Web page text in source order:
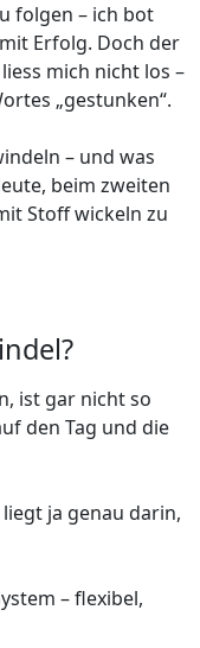
folgen – ich bot
Erfolg. Doch der
mich nicht los –
„gestunken“.
– und was
beim zweiten
Stoff wickeln zu
ist gar nicht so
den Tag und die
ja genau darin,
– flexibel,